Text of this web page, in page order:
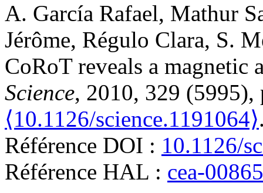
A. García Rafael, Mathur
Jérôme, Régulo Clara, S.
CoRoT reveals a
Science, 2010, 329 (5995),
⟨10.1126/science.1191064⟩
Référence DOI : 10.1126/
Référence HAL : cea-